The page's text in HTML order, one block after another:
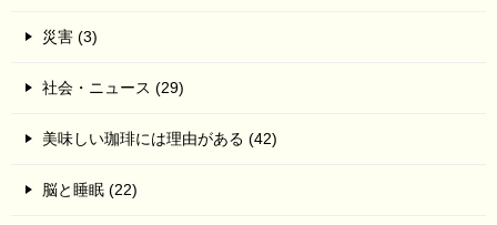
災害 (3)
社会・ニュース (29)
美味しい珈琲には理由がある (42)
脳と睡眠 (22)